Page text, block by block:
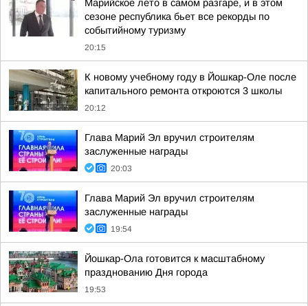
Марийское лето в самом разгаре, и в этом
сезоне республика бьет все рекорды по
событийному туризму
20:15
К новому учебному году в Йошкар-Оле после
капитального ремонта откроются 3 школы
20:12
Глава Марий Эл вручил строителям
заслуженные награды
20:03
Глава Марий Эл вручил строителям
заслуженные награды
19:54
Йошкар-Ола готовится к масштабному
празднованию Дня города
19:53